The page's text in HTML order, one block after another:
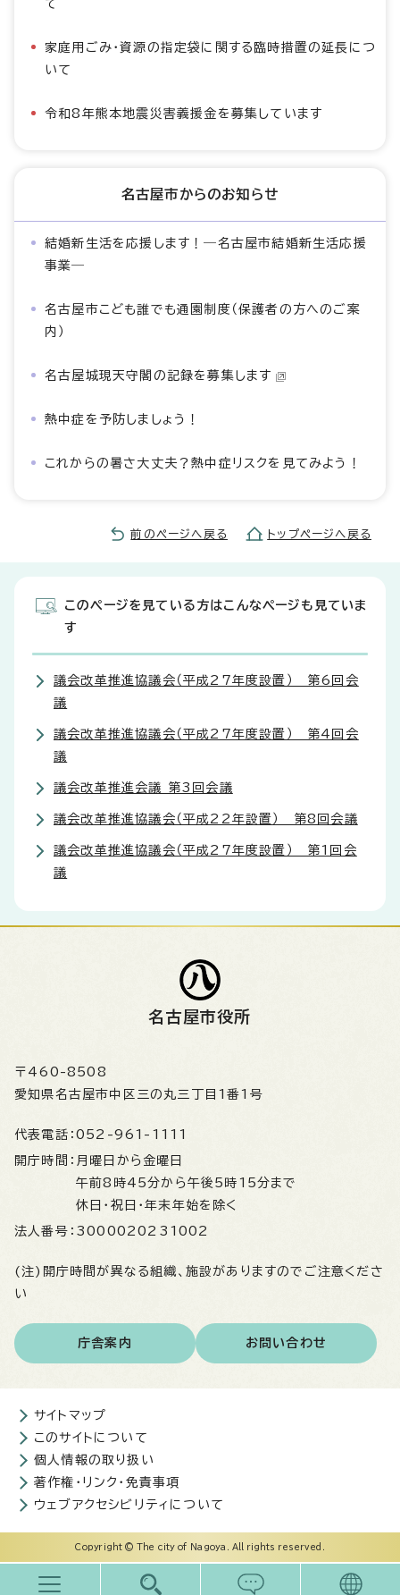
て
家庭用ごみ・資源の指定袋に関する臨時措置の延長につ
いて
令和8年熊本地震災害義援金を募集しています
名古屋市からのお知らせ
結婚新生活を応援します！―名古屋市結婚新生活応援
事業―
名古屋市こども誰でも通園制度（保護者の方へのご案
内）
名古屋城現天守閣の記録を募集します
熱中症を予防しましょう！
これからの暑さ大丈夫？熱中症リスクを見てみよう！
前のページへ戻る トップページへ戻る
このページを見ている方はこんなページも見ていま
す
議会改革推進協議会（平成27年度設置） 第6回会
議
議会改革推進協議会（平成27年度設置） 第4回会
議
議会改革推進会議 第3回会議
議会改革推進協議会（平成22年設置） 第8回会議
議会改革推進協議会（平成27年度設置） 第1回会
議
名古屋市役所
〒460-8508
愛知県名古屋市中区三の丸三丁目1番1号
代表電話： 052-961-1111
開庁時間： 月曜日から金曜日
午前8時45分から午後5時15分まで
休日・祝日・年末年始を除く
法人番号： 3000020231002
(注)開庁時間が異なる組織、施設がありますのでご注意くださ
い
庁舎案内 お問い合わせ
サイトマップ
このサイトについて
個人情報の取り扱い
著作権・リンク・免責事項
ウェブアクセシビリティについて
Copyright © The city of Nagoya. All rights reserved.